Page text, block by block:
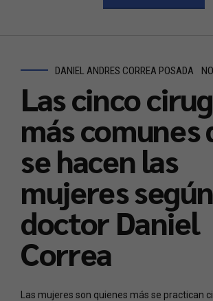
DANIEL ANDRES CORREA POSADA
Las cinco
más comunes
se hacen las
mujeres
doctor Daniel
Correa
Las mujeres son quienes más se practican